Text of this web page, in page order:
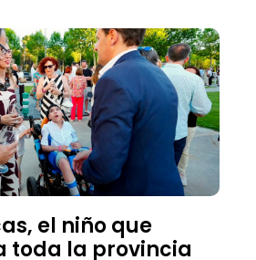
el niño que
toda la provincia